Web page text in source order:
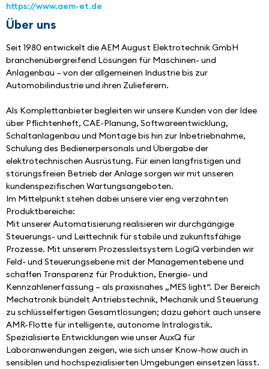
https://www.aem-et.de
Über uns
Seit 1980 entwickelt die AEM August Elektrotechnik GmbH
branchenübergreifend Lösungen für Maschinen- und
Anlagenbau – von der allgemeinen Industrie bis zur
Automobilindustrie und ihren Zulieferern.
Als Komplettanbieter begleiten wir unsere Kunden von der Idee
über Pflichtenheft, CAE-Planung, Softwareentwicklung,
Schaltanlagenbau und Montage bis hin zur Inbetriebnahme,
Schulung des Bedienerpersonals und Übergabe der
elektrotechnischen Ausrüstung. Für einen langfristigen und
störungsfreien Betrieb der Anlage sorgen wir mit unseren
kundenspezifischen Wartungsangeboten.
Im Mittelpunkt stehen dabei unsere vier eng verzahnten
Produktbereiche:
Mit unserer Automatisierung realisieren wir durchgängige
Steuerungs- und Leittechnik für stabile und zukunftsfähige
Prozesse. Mit unserem Prozessleitsystem LogiQ verbinden wir
Feld- und Steuerungsebene mit der Managementebene und
schaffen Transparenz für Produktion, Energie- und
Kennzahlenerfassung – als praxisnahes „MES light“. Der Bereich
Mechatronik bündelt Antriebstechnik, Mechanik und Steuerung
zu schlüsselfertigen Gesamtlösungen; dazu gehört auch unsere
AMR-Flotte für intelligente, autonome Intralogistik.
Spezialisierte Entwicklungen wie unser AuxQ für
Laboranwendungen zeigen, wie sich unser Know-how auch in
sensiblen und hochspezialisierten Umgebungen einsetzen lässt.